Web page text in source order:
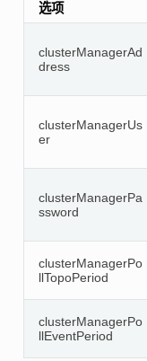
选项
clusterManagerAd
dress
clusterManagerUs
er
clusterManagerPa
ssword
clusterManagerPo
llTopoPeriod
clusterManagerPo
llEventPeriod